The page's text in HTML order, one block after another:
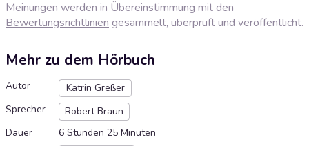
Meinungen werden in Übereinstimmung mit den
Bewertungsrichtlinien gesammelt, überprüft und veröffentlicht.
Mehr zu dem Hörbuch
Autor
Katrin Greßer
Sprecher
Robert Braun
Dauer
6 Stunden 25 Minuten